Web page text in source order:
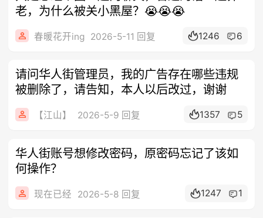
老，为什么被关小黑屋？😭😭😭
春暖花开ing 2026-5-11 回复 1246 6
请问华人街管理员，我的广告存在哪些违规
被删除了，请告知，本人以后改过，谢谢
【江山】 2026-5-9 回复 1357 5
华人街账号想修改密码，原密码忘记了该如
何操作？
现在已经 2026-5-8 回复 1247 1